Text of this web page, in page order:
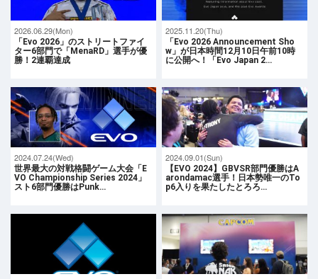
2026.06.29(Mon)
「Evo 2026」のストリートファイ
ター6部門で「MenaRD」選手が優
勝！2連覇達成
2025.11.20(Thu)
「Evo 2026 Announcement Sho
w」が日本時間12月10日午前10時
に公開へ！「Evo Japan 2…
2024.07.24(Wed)
世界最大の対戦格闘ゲーム大会「E
VO Championship Series 2024」
スト6部門優勝はPunk…
2024.09.01(Sun)
【EVO 2024】GBVSR部門優勝はA
arondamac選手！日本勢唯一のTo
p6入りを果たしたとろろ…